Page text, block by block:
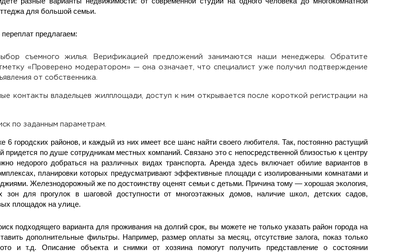
для большой семьи.
предлагаем:
съемного жилья. Верификацией предложений занимаются наши менеджеры. Обратите
«Проверено модератором» — она означает, что специалист уже получил подтверждение
от собственника.
контакты владельцев жилплощади, доступ к ним открывается после короткой регистрации на
по заданным параметрам.
6 городских районов, и каждый из них имеет все шанс найти своего любителя. Так, постоянно растущий
придется по душе сотрудникам местных компаний. Связано это с непосредственной близостью к центру
недорого добраться на различных видах транспорта. Аренда здесь включает обилие вариантов в
планировки которых предусматривают эффективные площади с изолированными комнатами и
Железнодорожный же по достоинству оценят семьи с детьми. Причина тому — хорошая экология,
зон для прогулок в шаговой доступности от многоэтажных домов, наличие школ, детских садов,
площадок на улице.
подходящего варианта для проживания на долгий срок, вы можете не только указать район города на
дополнительные фильтры. Например, размер оплаты за месяц, отсутствие залога, показ только
и т.д. Описание объекта и снимки от хозяина помогут получить представление о состоянии